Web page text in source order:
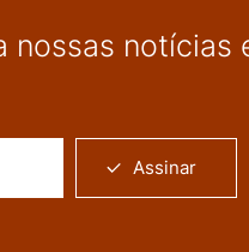
nossas notícias
Assinar